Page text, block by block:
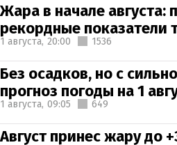
Жара в начале августа:
рекордные показатели
1 августа, 20:00 1536
Без осадков, но с
прогноз погоды на 1
1 августа, 09:05 649
Август принес жару до